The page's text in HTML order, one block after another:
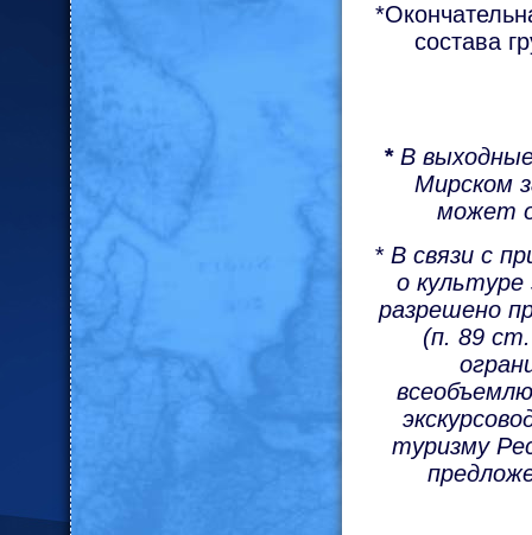
состава
*В выходные
Мирском
может
* В связи с
о культуре
разрешено
(п. 89
туризму